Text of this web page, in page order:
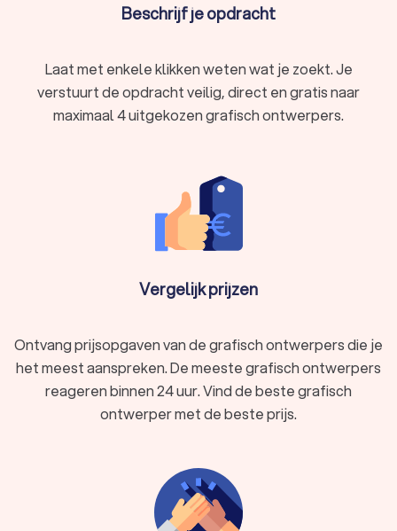
Beschrijf je opdracht
Laat met enkele klikken weten wat je zoekt. Je
verstuurt de opdracht veilig, direct en gratis naar
maximaal 4 uitgekozen grafisch ontwerpers.
Vergelijk prijzen
Ontvang prijsopgaven van de grafisch ontwerpers die je
het meest aanspreken. De meeste grafisch ontwerpers
reageren binnen 24 uur. Vind de beste grafisch
ontwerper met de beste prijs.